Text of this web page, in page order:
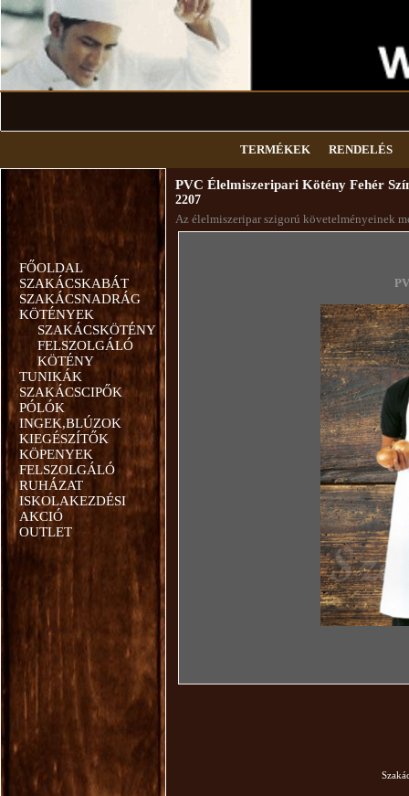
TERMÉKEK RENDELÉS
FŐOLDAL
SZAKÁCSKABÁT
SZAKÁCSNADRÁG
KÖTÉNYEK
SZAKÁCSKÖTÉNY
FELSZOLGÁLÓ
KÖTÉNY
TUNIKÁK
SZAKÁCSCIPŐK
PÓLÓK
INGEK,BLÚZOK
KIEGÉSZÍTŐK
KÖPENYEK
FELSZOLGÁLÓ
RUHÁZAT
ISKOLAKEZDÉSI
AKCIÓ
OUTLET
PVC Élelmiszeripari Kötény Fehér
2207
Az élelmiszeripar szigorú követelményeinek